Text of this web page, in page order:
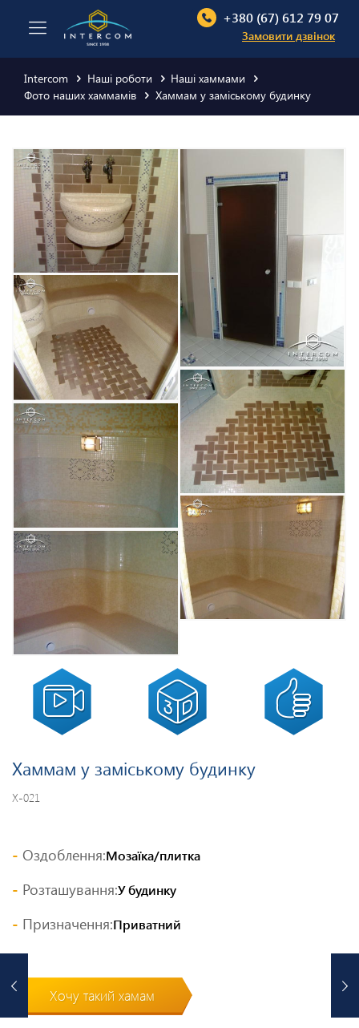
+380 (67) 612 79 07
Замовити дзвінок
Intercom Наші роботи
Наші хаммами
Фото наших хаммамів
Хаммам у заміському будинку
Хаммам у заміському будинку
Х-021
Оздоблення:Мозаїка/плитка
Розташування:У будинку
Призначення:Приватний
Хочу такий хамам